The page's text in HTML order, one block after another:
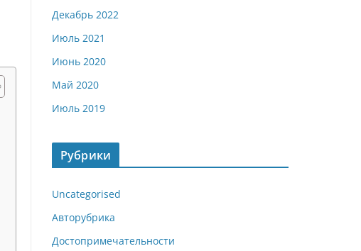
Декабрь 2022
Июль 2021
Июнь 2020
Май 2020
Июль 2019
Рубрики
Uncategorised
Авторубрика
Достопримечательности